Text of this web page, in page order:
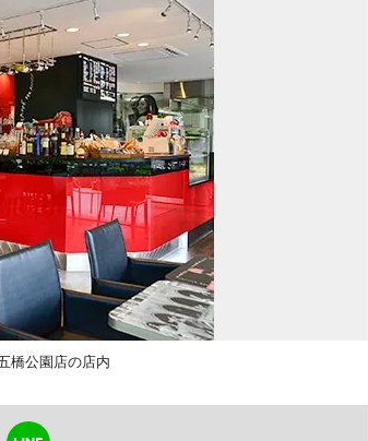
橋公園店の店内